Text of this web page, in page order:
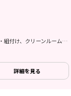
軽作業、検査、梱包・仕分け、組立・組付け、クリーンルーム、ライン作業、ハンダ付け、立ち作業
詳細を見る